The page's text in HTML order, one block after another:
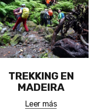
TREKKING EN
MADEIRA
Leer más